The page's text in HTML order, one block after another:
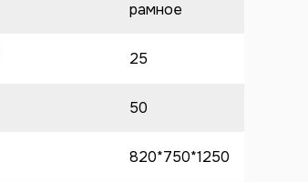
рамное
25
50
820*750*1250